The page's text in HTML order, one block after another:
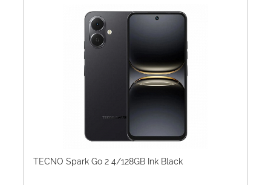
TECNO Spark Go 2 4/128GB Ink Black